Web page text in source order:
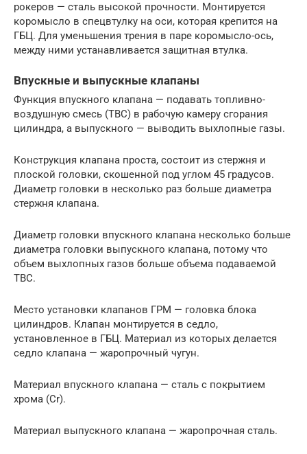
рокеров — сталь высокой прочности. Монтируется
коромысло в спецвтулку на оси, которая крепится на
ГБЦ. Для уменьшения трения в паре коромысло-ось,
между ними устанавливается защитная втулка.
Впускные и выпускные клапаны
Функция впускного клапана — подавать топливно-
воздушную смесь (ТВС) в рабочую камеру сгорания
цилиндра, а выпускного — выводить выхлопные газы.
Конструкция клапана проста, состоит из стержня и
плоской головки, скошенной под углом 45 градусов.
Диаметр головки в несколько раз больше диаметра
стержня клапана.
Диаметр головки впускного клапана несколько больше
диаметра головки выпускного клапана, потому что
объем выхлопных газов больше объема подаваемой
ТВС.
Место установки клапанов ГРМ — головка блока
цилиндров. Клапан монтируется в седло,
установленное в ГБЦ. Материал из которых делается
седло клапана — жаропрочный чугун.
Материал впускного клапана — сталь с покрытием
хрома (Cr).
Материал выпускного клапана — жаропрочная сталь.